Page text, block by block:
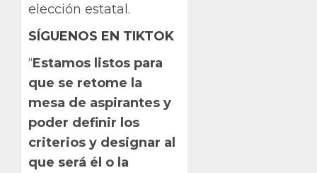
elección estatal.
SÍGUENOS EN TIKTOK
“Estamos listos para
que se retome la
mesa de aspirantes y
poder definir los
criterios y designar al
que será él o la